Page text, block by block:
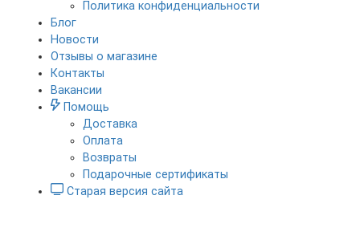
Политика конфиденциальности
Блог
Новости
Отзывы о магазине
Контакты
Вакансии
Помощь
Доставка
Оплата
Возвраты
Подарочные сертификаты
Старая версия сайта